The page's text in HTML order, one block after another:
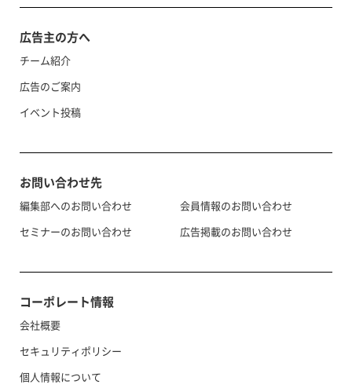
広告主の方へ
チーム紹介
広告のご案内
イベント投稿
お問い合わせ先
編集部へのお問い合わせ
セミナーのお問い合わせ
会員情報のお問い合わせ
広告掲載のお問い合わせ
コーポレート情報
会社概要
セキュリティポリシー
個人情報について